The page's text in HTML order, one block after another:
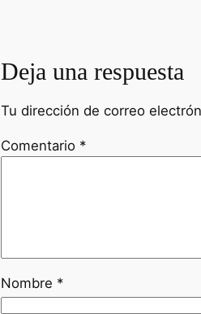
Deja una respuesta
Tu dirección de correo
Comentario *
Nombre *